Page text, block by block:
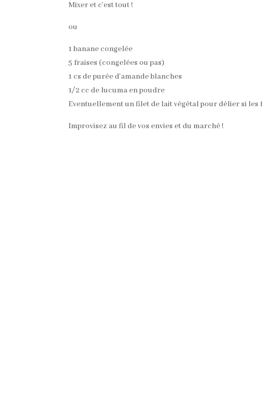
Mixer et c’est tout !
ou
1 banane congelée
5 fraises (congelées ou pas)
1 cs de purée d’amande blanches
1/2 cc de lucuma en poudre
Eventuellement un filet de lait végétal pour délier si les
Improvisez au fil de vos envies et du marché !